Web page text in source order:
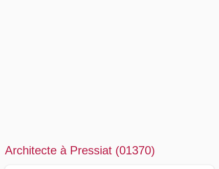
Architecte à Pressiat (01370)